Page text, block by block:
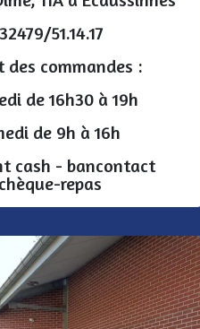
51.14.17
des commandes :
de 16h30 à 19h
de 9h à 16h
cash - bancontact
repas